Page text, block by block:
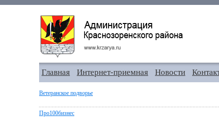
Главная Интернет-приемная Новости
Ветеранское подворье
Про100бизнес